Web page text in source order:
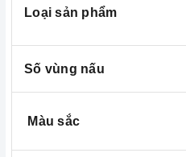
Loại sản phẩm
Số vùng nấu
Màu sắc